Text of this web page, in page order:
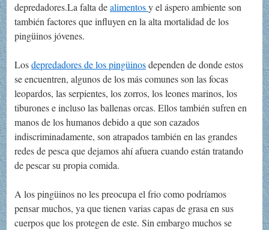
depredadores.La falta dealimentosy el áspero ambiente son
también factores que influyen en la alta mortalidad de los
pingüinos jóvenes.
Losdepredadores de los pingüinosdependen de donde estos
se encuentren, algunos de los más comunes son las focas
leopardos, las serpientes, los zorros, los leones marinos, los
tiburones e incluso las ballenas orcas. Ellos también sufren en
manos de los humanos debido a que son cazados
indiscriminadamente, son atrapados también en las grandes
redes de pesca que dejamos ahí afuera cuando están tratando
de pescar su propia comida.
A los pingüinos no les preocupa el frio como podríamos
pensar muchos, ya que tienen varias capas de grasa en sus
cuerpos que los protegen de este. Sin embargo muchos se